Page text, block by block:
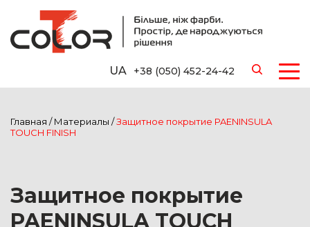
UA +38 (050) 452-24-42
Главная /Материалы /Защитное покрытие PAENINSULA
TOUCH FINISH
Защитное покрытие
PAENINSULA TOUCH